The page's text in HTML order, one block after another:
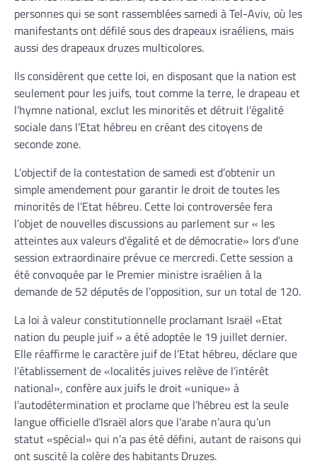
personnes qui se sont rassemblées samedi à Tel-Aviv, où les
manifestants ont défilé sous des drapeaux israéliens, mais
aussi des drapeaux druzes multicolores.
Ils considèrent que cette loi, en disposant que la nation est
seulement pour les juifs, tout comme la terre, le drapeau et
l’hymne national, exclut les minorités et détruit l’égalité
sociale dans l’Etat hébreu en créant des citoyens de
seconde zone.
L’objectif de la contestation de samedi est d’obtenir un
simple amendement pour garantir le droit de toutes les
minorités de l’Etat hébreu. Cette loi controversée fera
l’objet de nouvelles discussions au parlement sur « les
atteintes aux valeurs d’égalité et de démocratie» lors d’une
session extraordinaire prévue ce mercredi. Cette session a
été convoquée par le Premier ministre israélien à la
demande de 52 députés de l’opposition, sur un total de 120.
La loi à valeur constitutionnelle proclamant Israël «Etat
nation du peuple juif » a été adoptée le 19 juillet dernier.
Elle réaffirme le caractère juif de l’Etat hébreu, déclare que
l’établissement de «localités juives relève de l’intérêt
national», confère aux juifs le droit «unique» à
l’autodétermination et proclame que l’hébreu est la seule
langue officielle d’Israël alors que l’arabe n’aura qu’un
statut «spécial» qui n’a pas été défini, autant de raisons qui
ont suscité la colère des habitants Druzes.